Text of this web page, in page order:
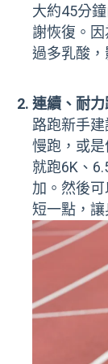
大約45分
謝恢復。
過多乳酸，
連續、耐力
路跑新手
慢跑，或
就跑6K、
加。然後
短一點，讓